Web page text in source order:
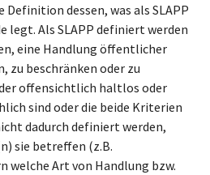
dessen, was als SLAPP
legt. Als SLAPP definiert werden
eine Handlung öffentlicher
zu beschränken oder zu
offensichtlich haltlos oder
sind oder die beide Kriterien
dadurch definiert werden,
sie betreffen (z.B.
welche Art von Handlung bzw.